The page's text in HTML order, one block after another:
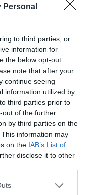
Personal
to third parties, or
information for
the below opt-out
note that after your
continue seeing
information utilized by
third parties prior to
out of the further
by third parties on the
information may
on the IAB’s List of
disclose it to other
one or more Google
και η
προσκλητήριο
Ορθόδοξη Εκκλησία